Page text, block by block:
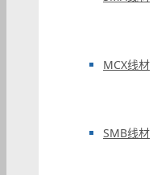
MCX线材
SMB线材